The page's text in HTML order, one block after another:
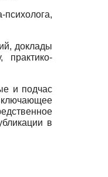
доклады
практико-
и подчас
в